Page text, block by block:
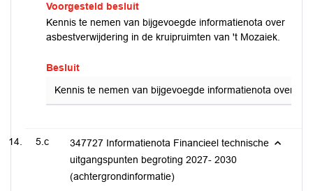
Voorgesteld besluit
Kennis te nemen van bijgevoegde informatienota over
asbestverwijdering in de kruipruimten van 't Mozaiek.
Besluit
Kennis te nemen van bijgevoegde informatienota over
5.c
347727 Informatienota Financieel technische
uitgangspunten begroting 2027- 2030
(achtergrondinformatie)